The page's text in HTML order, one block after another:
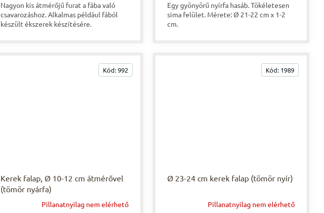
Nagyon kis átmérőjű furat a fába való
csavarozáshoz. Alkalmas például fából
készült ékszerek készítésére.
Egy gyönyörű nyírfa hasáb. Tökéletesen
sima felület. Mérete: Ø 21-22 cm x 1-2
cm.
Kerek falap, Ø 10-12 cm átmérővel
(tömör nyárfa)
Pillanatnyilag nem elérhető
Kód:992
Ø 23-24 cm kerek falap (tömör nyír)
Pillanatnyilag nem elérhető
Kód: 1989